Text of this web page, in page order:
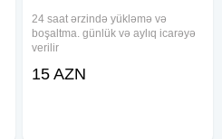
24 saat ərzində yükləmə və
boşaltma. günlük və aylıq icarəyə
verilir
15 AZN